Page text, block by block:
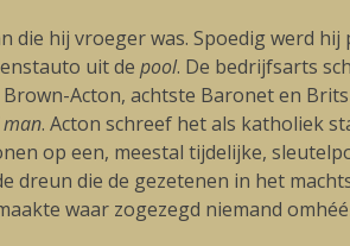
die hij vroeger was. Spoedig werd
uit de pool. De bedrijfsarts
Acton, achtste Baronet en
man. Acton schreef het als katholiek
op een, meestal tijdelijke,
dreun die de gezetenen in het
waar zogezegd niemand